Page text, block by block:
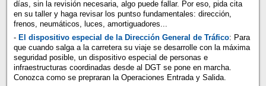
días, sin la revisión necesaria, algo puede fallar. Por eso, pida cita
en su taller y haga revisar los puntso fundamentales: dirección,
frenos, neumáticos, luces, amortiguadores...
-El dispositivo especial de la Dirección General de Tráfico: Para
que cuando salga a la carretera su viaje se desarrolle con la máxima
seguridad posible, un dispositivo especial de personas e
infraestructuras coordinadas desde al DGT se pone en marcha.
Conozca como se prepraran la Operaciones Entrada y Salida.